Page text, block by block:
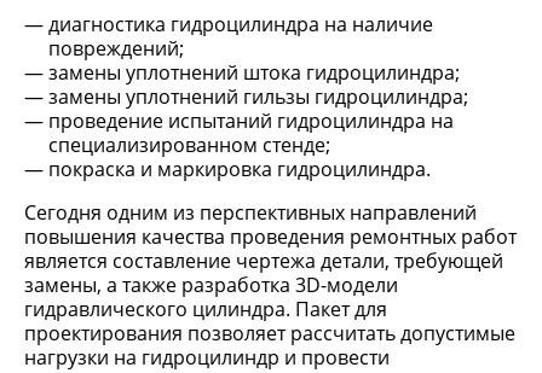
диагностика гидроцилиндра на наличие
повреждений;
замены уплотнений штока гидроцилиндра;
замены уплотнений гильзы гидроцилиндра;
проведение испытаний гидроцилиндра на
специализированном стенде;
покраска и маркировка гидроцилиндра.
Сегодня одним из перспективных направлений
повышения качества проведения ремонтных работ
является составление чертежа детали, требующей
замены, а также разработка 3D-модели
гидравлического цилиндра. Пакет для
проектирования позволяет рассчитать допустимые
нагрузки на гидроцилиндр и провести